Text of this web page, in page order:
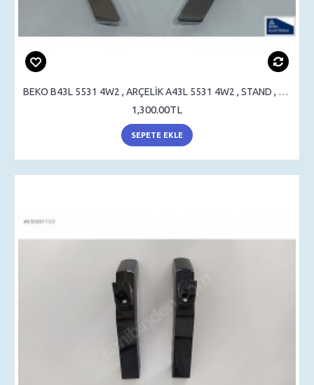
BEKO B43L 5531 4W2 , ARÇELİK A43L 5531 4W2 , STAND , SEHPA AYAK , MASA AYAK
1,300.00TL
SEPETE EKLE